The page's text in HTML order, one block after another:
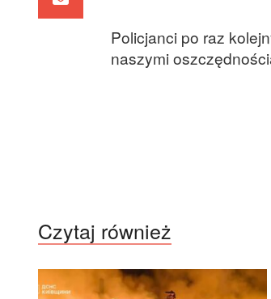
Policjanci po raz
naszymi
Czytaj również